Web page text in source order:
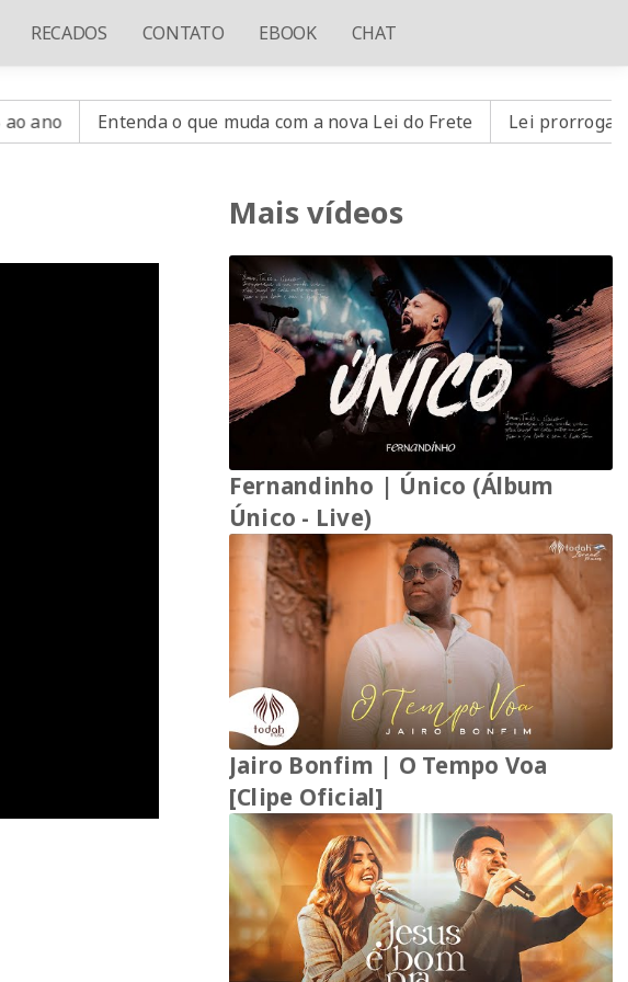
RECADOS CONTATO EBOOK CHAT
Entenda o que muda com a nova Lei do Frete Lei prorroga uso do
Mais vídeos
Fernandinho | Único (Álbum
Único - Live)
Jairo Bonfim | O Tempo Voa
[Clipe Oficial]